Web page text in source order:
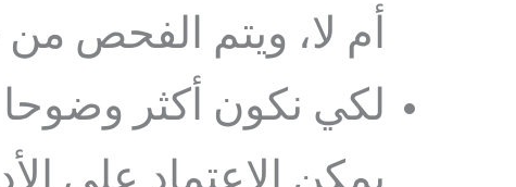
أم لا، ويتم الفحص
لكي نكون أكثر